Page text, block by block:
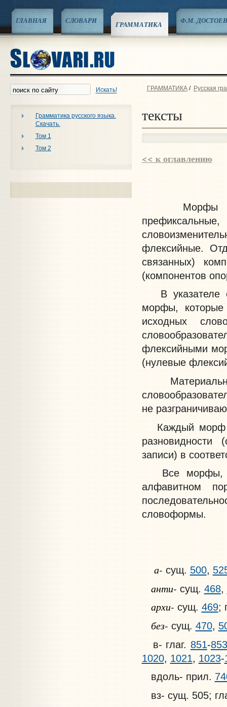
ГЛАВНАЯ СЛОВАРИ ГРАММАТИКА Ф.М.
Искать!
Грамматика русского языка.
Скачать.
Том 1
Том 2
ГРАММАТИКА/ Русская
тексты
<< к оглавлению
Морфы
флексийные.
связанных)
(компонентов
В указателе
морфы,
исходных
флексийными
(нулевые
не
Каждый морф
записи) в
Все морфы,
алфавитном
словоформы.
а- сущ. 500,
анти- сущ. 468,
архи- сущ. 469;
без- сущ. 470,
в- глаг. 851-853
1020, 1021 1023-
вдоль- прил.
вз- сущ. 505;